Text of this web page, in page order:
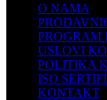
O NAMA
PROGRAM
USLOVI
POLITIKA
ISO
KONTAKT